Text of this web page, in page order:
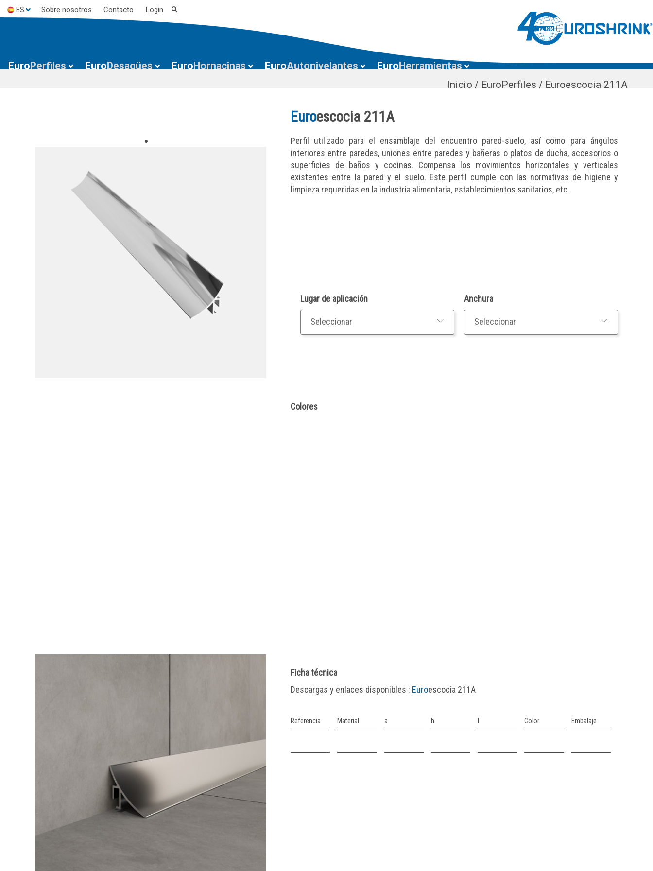
ES Sobre nosotros Contacto Login
EuroPerfiles EuroDesagües EuroHornacinas EuroAutonivelantes EuroHerramientas
Inicio / EuroPerfiles / Euroescocia 211A
Euroescocia 211A
Perfil utilizado para el ensamblaje del encuentro pared-suelo, así como para ángulos
interiores entre paredes, uniones entre paredes y bañeras o platos de ducha, accesorios o
superficies de baños y cocinas. Compensa los movimientos horizontales y verticales
existentes entre la pared y el suelo. Este perfil cumple con las normativas de higiene y
limpieza requeridas en la industria alimentaria, establecimientos sanitarios, etc.
Lugar de aplicación Anchura
Colores
Ficha técnica
Descargas y enlaces disponibles : Euroescocia 211A
Referencia Material a h Color Embalaje